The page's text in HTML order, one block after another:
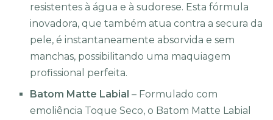
resistentes à água e à sudorese. Esta fórmula
inovadora, que também atua contra a secura da
pele, é instantaneamente absorvida e sem
manchas, possibilitando uma maquiagem
profissional perfeita.
Batom Matte Labial – Formulado com
emoliência Toque Seco, o Batom Matte Labial